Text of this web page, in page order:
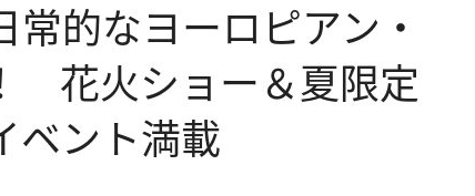
常的なヨーロピアン・
花火ショー＆夏限定
ベント満載